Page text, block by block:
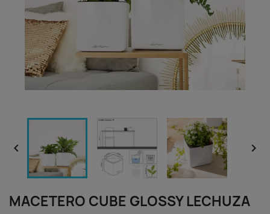
 
MACETERO CUBE GLOSSY LECHUZA